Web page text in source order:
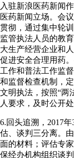
入驻新浪医药新闻
医药新闻立场。会
贯彻，通过集中轮
监管执法人员的教
大生产经营企业和
促进安全合理用药
工作和普法工作监
和监督检查机制，
文明执法，按照“两
人要求，及时公开
6.回头追溯，2017
估、谈判三分离。
面的材料；评估专
保经办机构组织谈